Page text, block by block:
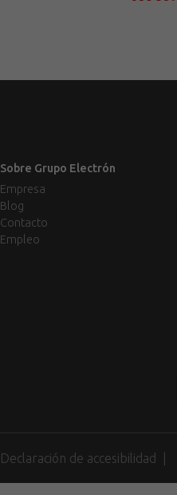
Sobre Grupo Electrón
Empresa
Blog
Contacto
Empleo
Declaración de accesibilidad